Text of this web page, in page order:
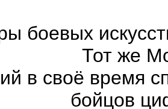
боевых
Тот же
в своё время
бойцов